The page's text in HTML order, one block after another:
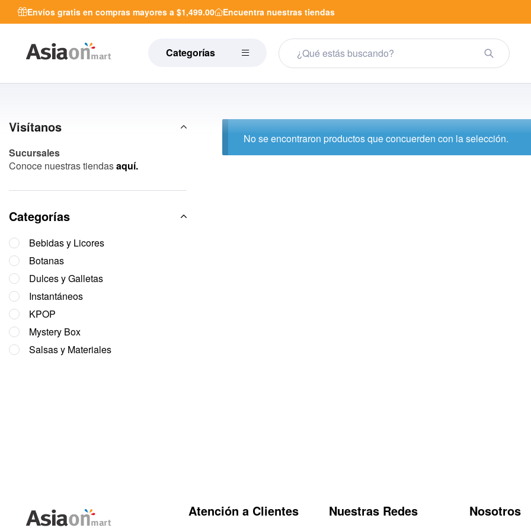
Envíos gratis en compras mayores a $1,499.00 Encuentra nuestras tiendas
Categorías
No se encontraron productos que concuerden con la selección.
Visítanos
Sucursales
Conoce nuestras tiendasaquí.
Categorías
Bebidas y Licores
Botanas
Dulces y Galletas
Instantáneos
KPOP
Mystery Box
Salsas y Materiales
Atención a Clientes Nuestras Redes Nosotros